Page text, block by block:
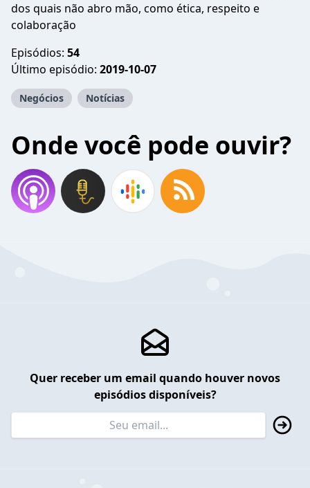
dos quais não abro mão, como ética, respeito e
colaboração
Episódios: 54
Último episódio: 2019-10-07
Negócios Notícias
Onde você pode ouvir?
Quer receber um email quando houver novos
episódios disponíveis?